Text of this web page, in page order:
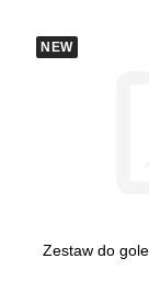
NEW
Zestaw do